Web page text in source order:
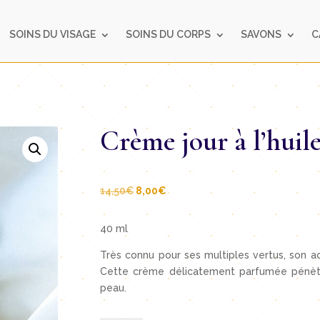
SOINS DU VISAGE SOINS DU CORPS SAVONS
Crème jour à
14,50€ Le
prix
initial
était :
14,50€.
8,00€Le
prix
actuel
est :
8,00€.
40 ml
Très connu pour ses multiples vertus, son
Cette crème délicatement parfumée
peau.